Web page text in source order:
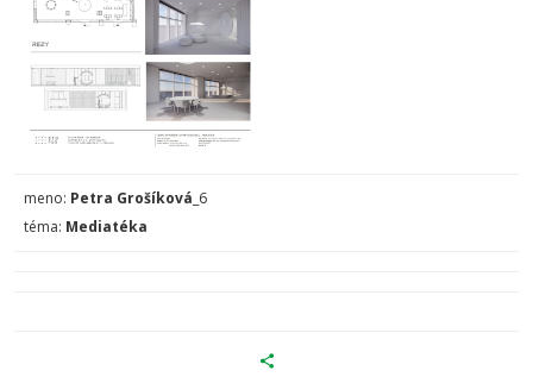
meno: Petra Grošíková _6
téma: Mediatéka